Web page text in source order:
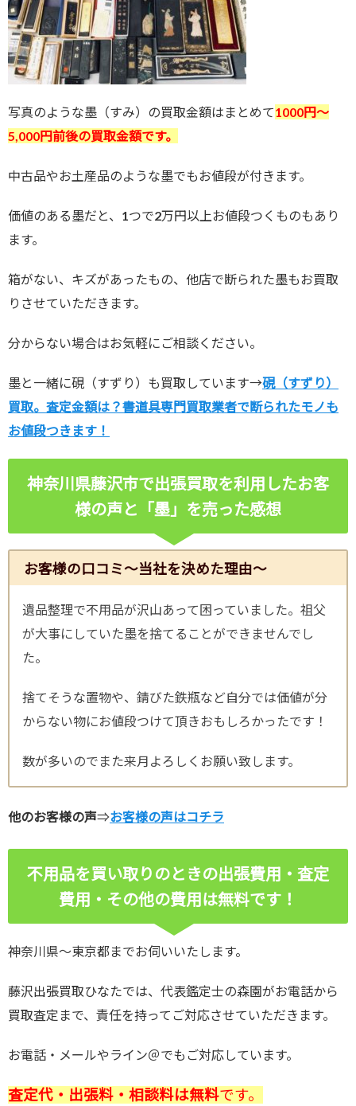
写真のような墨（すみ）の買取金額はまとめて1000円～
5,000円前後の買取金額です。
中古品やお土産品のような墨でもお値段が付きます。
価値のある墨だと、1つで2万円以上お値段つくものもあり
ます。
箱がない、キズがあったもの、他店で断られた墨もお買取
りさせていただきます。
分からない場合はお気軽にご相談ください。
墨と一緒に硯（すずり）も買取しています→硯（すずり）
買取。査定金額は？書道具専門買取業者で断られたモノも
お値段つきます！
神奈川県藤沢市で出張買取を利用したお客
様の声と「墨」を売った感想
お客様の口コミ～当社を決めた理由～
遺品整理で不用品が沢山あって困っていました。祖父
が大事にしていた墨を捨てることができませんでし
た。
捨てそうな置物や、錆びた鉄瓶など自分では価値が分
からない物にお値段つけて頂きおもしろかったです！
数が多いのでまた来月よろしくお願い致します。
他のお客様の声⇒お客様の声はコチラ
不用品を買い取りのときの出張費用・査定
費用・その他の費用は無料です！
神奈川県～東京都までお伺いいたします。
藤沢出張買取ひなたでは、代表鑑定士の森園がお電話から
買取査定まで、責任を持ってご対応させていただきます。
お電話・メールやライン＠でもご対応しています。
査定代・出張料・相談料は無料です。